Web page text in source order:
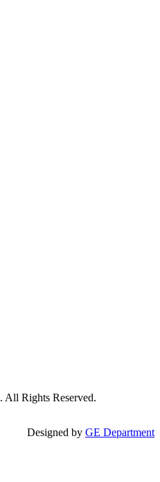
. All Rights Reserved.
Designed by GE Department